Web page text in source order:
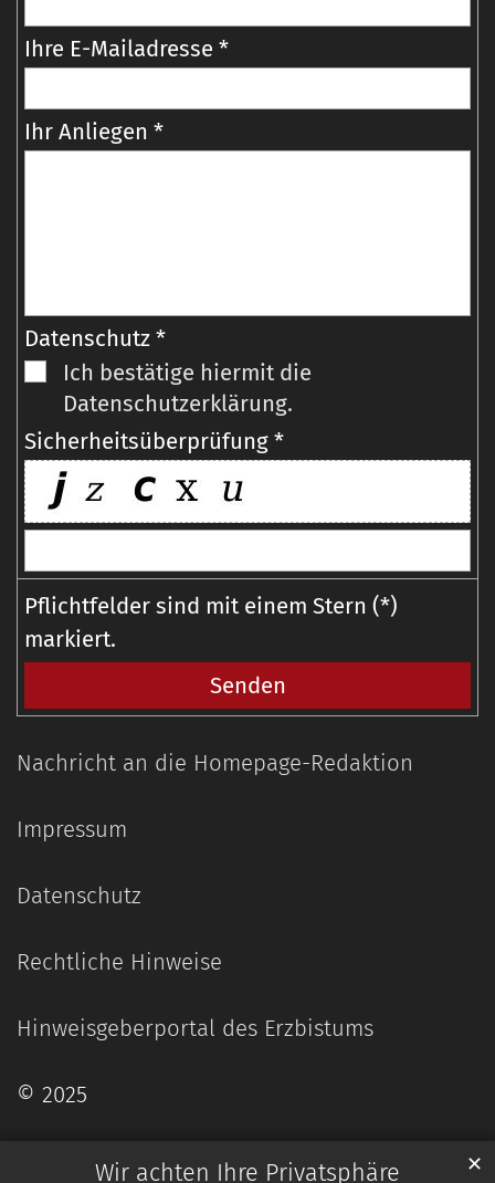
Wir achten Ihre Privatsphäre ✕
Ihre E-Mailadresse *
Ihr Anliegen *
Datenschutz *
Ich bestätige hiermit die
Datenschutzerklärung.
Sicherheitsüberprüfung *
Pflichtfelder sind mit einem Stern (*)
markiert.
Nachricht an die Homepage-Redaktion
Impressum
Datenschutz
Rechtliche Hinweise
Hinweisgeberportal des Erzbistums
© 2025